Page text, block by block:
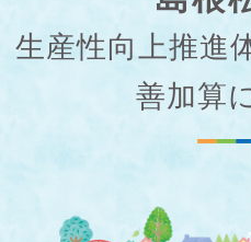
生産性向上推進
善加算